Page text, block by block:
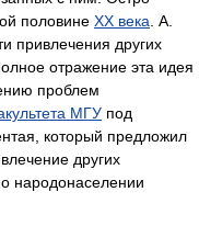
половине XX века . А.
привлечения других
отражение эта идея
проблем
МГУ под
который предложил
других
народонаселении